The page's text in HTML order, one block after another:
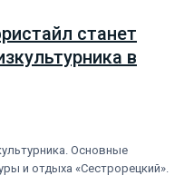
станет
в
Основные
и отдыха «Сестрорецкий».